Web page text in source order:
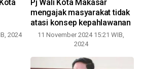
2024
Pj Wali Kota Makasar
mengajak masyarakat tidak
atasi konsep kepahlawanan
11 November 2024 15:21 WIB,
2024